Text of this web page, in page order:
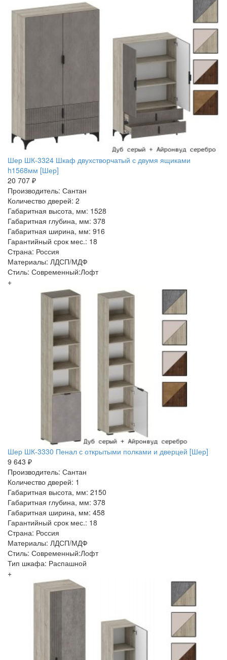
Шер ШК-3324 Шкаф двухстворчатый с двумя ящиками
h1568мм [Шер]
20 707 ₽
Производитель: Сантан
Количество дверей: 2
Габаритная высота, мм: 1528
Габаритная глубина, мм: 378
Габаритная ширина, мм: 916
Гарантийный срок мес.: 18
Страна: Россия
Материалы: ЛДСП/МДФ
Стиль: Современный:Лофт
+
Шер ШК-3330 Пенал с открытыми полками и дверцей [Шер]
9 643 ₽
Производитель: Сантан
Количество дверей: 1
Габаритная высота, мм: 2150
Габаритная глубина, мм: 378
Габаритная ширина, мм: 458
Гарантийный срок мес.: 18
Страна: Россия
Материалы: ЛДСП/МДФ
Стиль: Современный:Лофт
Тип шкафа: Распашной
+